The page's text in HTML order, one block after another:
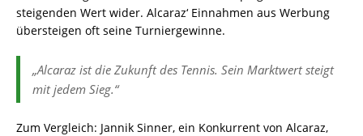
steigenden Wert wider. Alcaraz‘ Einnahmen aus Werbung
übersteigen oft seine Turniergewinne.
„Alcaraz ist die Zukunft des Tennis. Sein Marktwert steigt
mit jedem Sieg.“
Zum Vergleich: Jannik Sinner, ein Konkurrent von Alcaraz,